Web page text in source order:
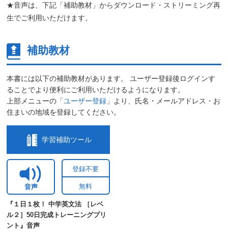
★音声は、下記「補助教材」からダウンロード・ストリーミング再
生でご利用いただけます。
補助教材
本書には以下の補助教材があります。 ユーザー登録後ログインす
ることでより便利にご利用いただけるようになります。
上部メニューの「ユーザー登録 」より、氏名・メールアドレス・お
住まいの地域を登録してください。
学習補助ツール
音声
登録不要
無料
『１日１枚！ 中学英文法 ［レベ
ル２］50日完成トレーニングプリ
ント』音声